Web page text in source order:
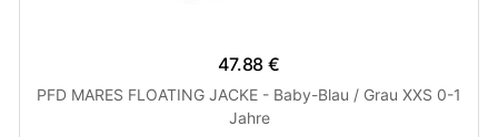
47.88 €
PFD MARES FLOATING JACKE - Baby-Blau / Grau XXS 0-1
Jahre